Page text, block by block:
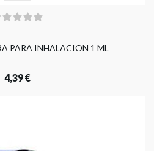
PARA INHALACION 1 ML
4,39 €